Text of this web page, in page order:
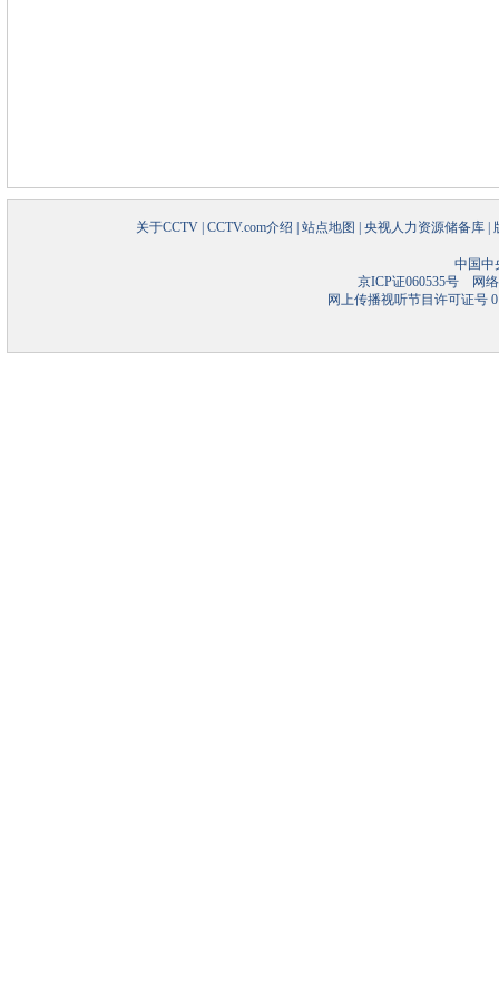
关于CCTV CCTV.com介绍 站点地图 央视人力资源储备库
中国中
京ICP证060535号网络
网上传播视听节目许可证号